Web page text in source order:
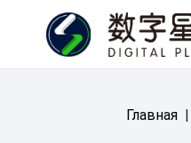
Главная |